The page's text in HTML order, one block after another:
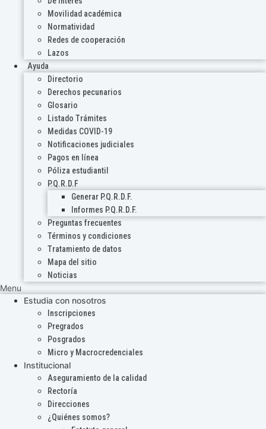
Movilidad académica
Normatividad
Redes de cooperación
Lazos
Ayuda
Directorio
Derechos pecunarios
Glosario
Listado Trámites
Medidas COVID-19
Notificaciones judiciales
Pagos en línea
Póliza estudiantil
P.Q.R.D.F
Generar P.Q.R.D.F.
Informes P.Q.R.D.F.
Preguntas frecuentes
Términos y condiciones
Tratamiento de datos
Mapa del sitio
Noticias
Menu
Estudia con nosotros
Inscripciones
Pregrados
Posgrados
Micro y Macrocredenciales
Institucional
Aseguramiento de la calidad
Rectoría
Direcciones
¿Quiénes somos?